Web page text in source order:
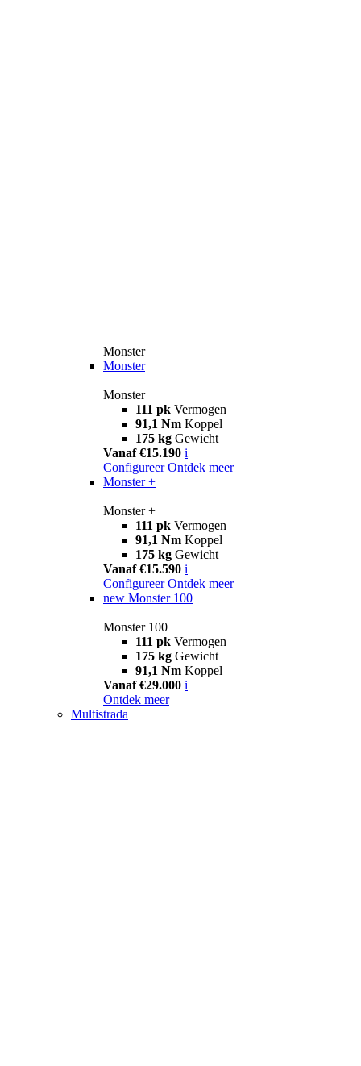
Monster
Monster
Monster
111 pk Vermogen
91,1 Nm Koppel
175 kg Gewicht
Vanaf €15.190 i
Configureer Ontdek meer
Monster +
Monster +
111 pk Vermogen
91,1 Nm Koppel
175 kg Gewicht
Vanaf €15.590 i
Configureer Ontdek meer
new Monster 100
Monster 100
111 pk Vermogen
175 kg Gewicht
91,1 Nm Koppel
Vanaf €29.000 i
Ontdek meer
Multistrada